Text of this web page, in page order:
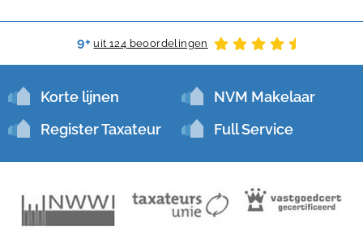
9+ uit 124 beoordelingen
Korte lijnen
NVM Makelaar
Register Taxateur
Full Service